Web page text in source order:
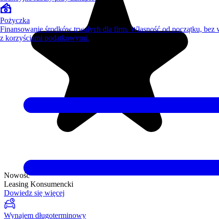
Nowość
Leasing Konsumencki
Dowiedz się więcej
Wynajem długoterminowy
Pożyczka
Finansowanie środków trwałych dla firm. Własność od początku, bez
z korzyściami podatkowymi.